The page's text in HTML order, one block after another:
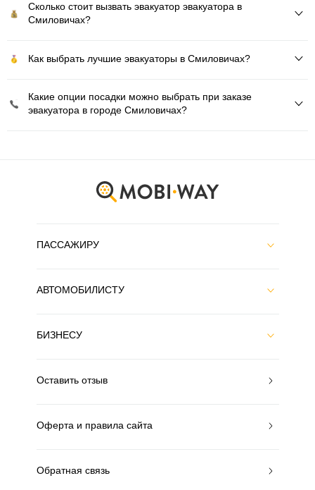
Сколько стоит вызвать эвакуатор эвакуатора в
Смиловичах?
Как выбрать лучшие эвакуаторы в Смиловичах?
Какие опции посадки можно выбрать при заказе
эвакуатора в городе Смиловичах?
ПАССАЖИРУ
АВТОМОБИЛИСТУ
БИЗНЕСУ
Оставить отзыв
Оферта и правила сайта
Обратная связь